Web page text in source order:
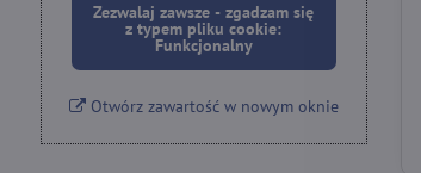
Zezwalaj zawsze - zgadzam się
z typem pliku cookie:
Funkcjonalny
Otwórz zawartość w nowym oknie